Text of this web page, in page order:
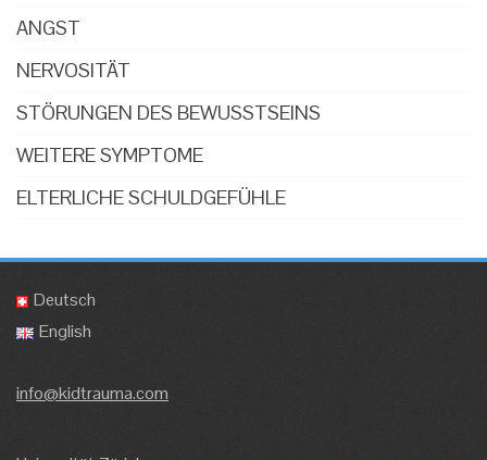
ANGST
NERVOSITÄT
STÖRUNGEN DES BEWUSSTSEINS
WEITERE SYMPTOME
ELTERLICHE SCHULDGEFÜHLE
Deutsch
English
info@kidtrauma.com